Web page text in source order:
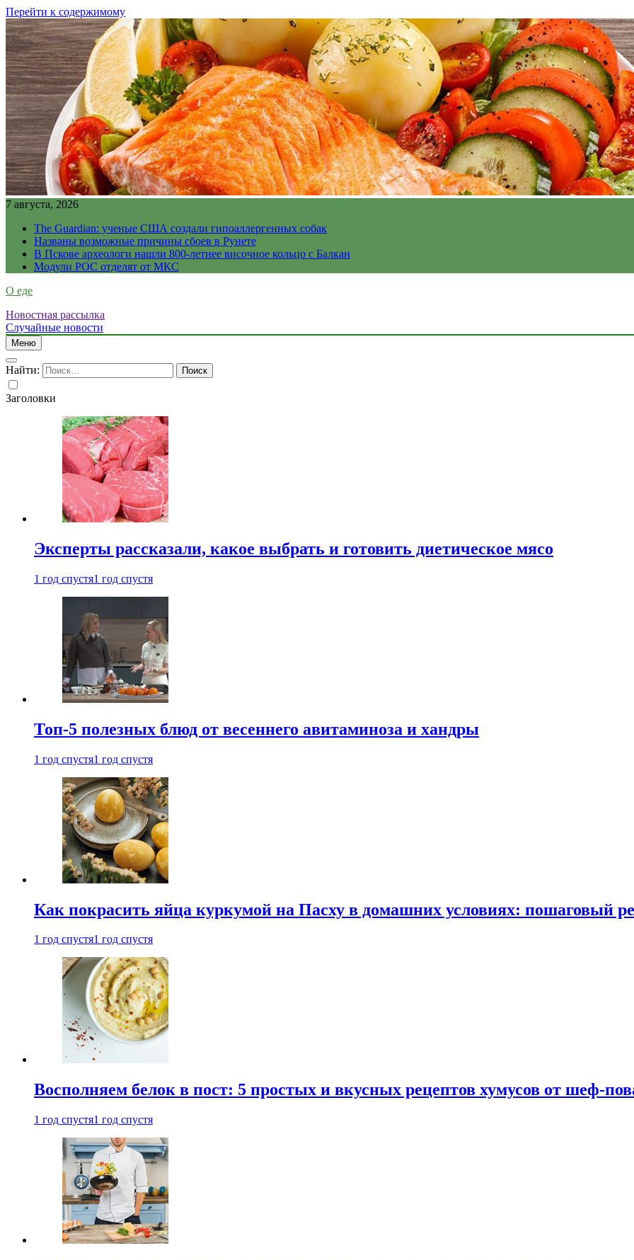
Перейти к содержимому
7 августа, 2026
The Guardian: ученые США создали гипоаллергенных собак
Названы возможные причины сбоев в Рунете
В Пскове археологи нашли 800-летнее височное кольцо с Балкан
Модули РОС отделят от МКС
О еде
Новостная рассылка
Случайные новости
Меню
Найти:
Заголовки
Эксперты рассказали, какое выбрать и готовить диетическое мясо
1 год спустя1 год спустя
Топ-5 полезных блюд от весеннего авитаминоза и хандры
1 год спустя1 год спустя
Как покрасить яйца куркумой на Пасху в домашних условиях: пошаговый
1 год спустя1 год спустя
Восполняем белок в пост: 5 простых и вкусных рецептов хумусов от шеф-
1 год спустя1 год спустя